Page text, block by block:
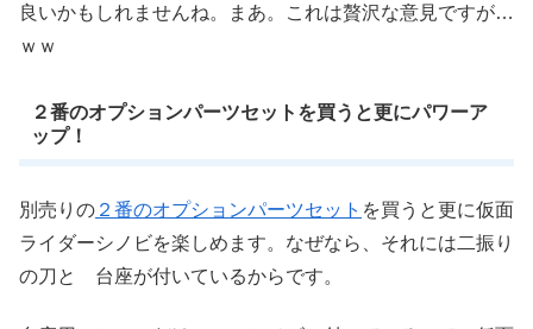
良いかもしれませんね。まあ。これは贅沢な意見ですが…
ｗｗ
２番のオプションパーツセットを買うと更にパワーア
ップ！
別売りの ２番のオプションパーツセット を買うと更に仮面
ライダーシノビを楽しめます。なぜなら、それには二振り
の刀と 台座が付いているからです。